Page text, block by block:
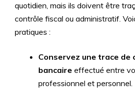
quotidien, mais ils doivent être
contrôle fiscal ou administratif.
pratiques :
Conservez une trace de
bancaire effectué entre
professionnel et personnel.